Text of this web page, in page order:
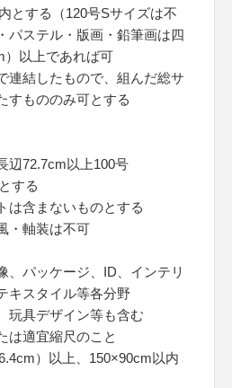
とする（120号Sサイズは不
パステル・版画・鉛筆画は四
）以上であれば可
連結したもので、組んだ総サ
すもののみ可とする
辺72.7cm以上100号
する
は含まないものとする
・軸装は不可
パッケージ、ID、インテリ
キスタイル等各分野
玩具デザイン等も含む
は適宜縮尺のこと
）以上、150×90cm以内